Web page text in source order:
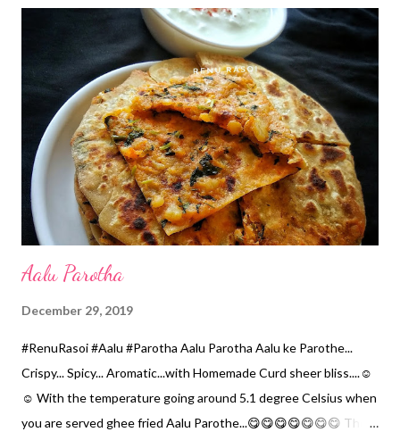
... 2 वाटी * मीठ ... 1/4 टीस्पून * तेल ... कणिक भिजवण्या साठी ... 8 टिस्पून *
घोळणा साठी गव्हाचे पीठ ... आणि वरून लावण्यासाठी 2 चमचे तेल *तळण्य...
Aalu Parotha
December 29, 2019
#RenuRasoi #Aalu #Parotha Aalu Parotha Aalu ke Parothe...
Crispy... Spicy... Aromatic...with Homemade Curd sheer bliss....☺️
☺️ With the temperature going around 5.1 degree Celsius when
you are served ghee fried Aalu Parothe...😋😋😋😋😋😋😋 The